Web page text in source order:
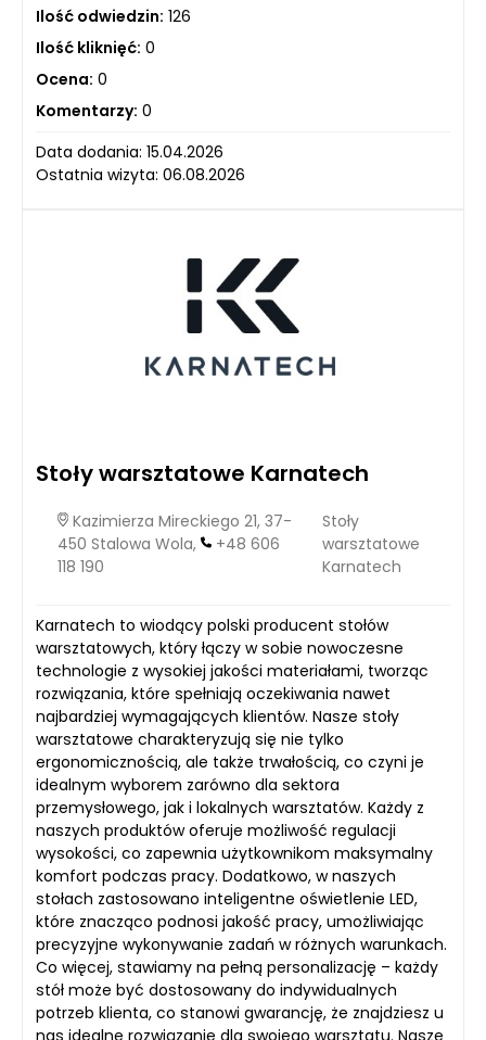
Ilość odwiedzin: 126
Ilość kliknięć: 0
Ocena: 0
Komentarzy: 0
Data dodania: 15.04.2026
Ostatnia wizyta: 06.08.2026
Stoły warsztatowe Karnatech
Kazimierza Mireckiego 21, 37-
450 Stalowa Wola,
+48 606
118 190
Stoły
warsztatowe
Karnatech
Karnatech to wiodący polski producent stołów
warsztatowych, który łączy w sobie nowoczesne
technologie z wysokiej jakości materiałami, tworząc
rozwiązania, które spełniają oczekiwania nawet
najbardziej wymagających klientów. Nasze stoły
warsztatowe charakteryzują się nie tylko
ergonomicznością, ale także trwałością, co czyni je
idealnym wyborem zarówno dla sektora
przemysłowego, jak i lokalnych warsztatów. Każdy z
naszych produktów oferuje możliwość regulacji
wysokości, co zapewnia użytkownikom maksymalny
komfort podczas pracy. Dodatkowo, w naszych
stołach zastosowano inteligentne oświetlenie LED,
które znacząco podnosi jakość pracy, umożliwiając
precyzyjne wykonywanie zadań w różnych warunkach.
Co więcej, stawiamy na pełną personalizację – każdy
stół może być dostosowany do indywidualnych
potrzeb klienta, co stanowi gwarancję, że znajdziesz u
nas idealne rozwiązanie dla swojego warsztatu. Nasze